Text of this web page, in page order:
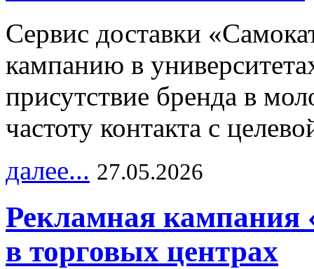
Сервис доставки
кампанию в
присутствие бренда в
частоту контакта с
далее... 27.05.2026
Рекламная кампания
в торговых центрах